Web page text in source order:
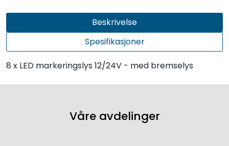
Beskrivelse
Spesifikasjoner
8 x LED markeringslys 12/24V - med bremselys
Våre avdelinger